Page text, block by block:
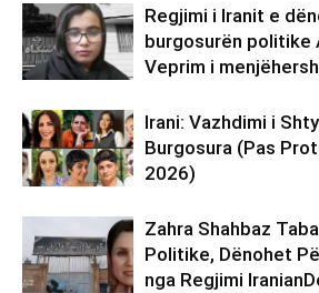
Regjimi i Iranit e
burgosurën politike
Veprim i
Irani: Vazhdimi i
Burgosura (Pas
2026)
Zahra Shahbaz
Politike, Dënohet
nga Regjimi